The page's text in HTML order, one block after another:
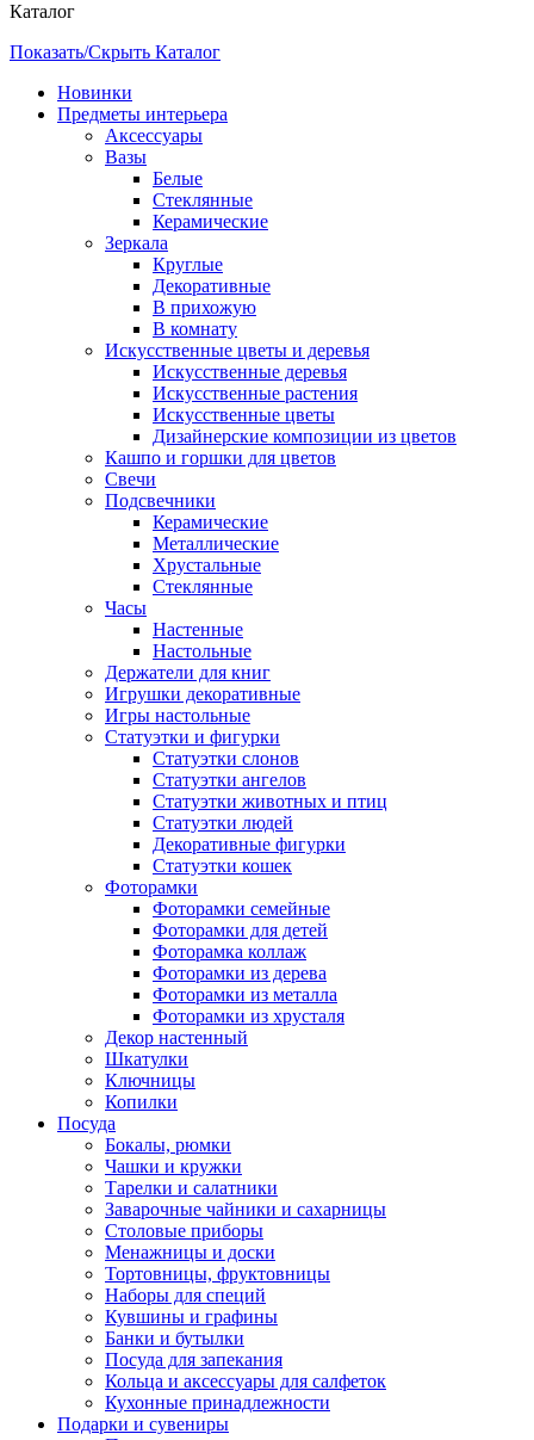
Каталог
Показать/Скрыть Каталог
Новинки
Предметы интерьера
Аксессуары
Вазы
Белые
Стеклянные
Керамические
Зеркала
Круглые
Декоративные
В прихожую
В комнату
Искусственные цветы и деревья
Искусственные деревья
Искусственные растения
Искусственные цветы
Дизайнерские композиции из цветов
Кашпо и горшки для цветов
Свечи
Подсвечники
Керамические
Металлические
Хрустальные
Стеклянные
Часы
Настенные
Настольные
Держатели для книг
Игрушки декоративные
Игры настольные
Статуэтки и фигурки
Статуэтки слонов
Статуэтки ангелов
Статуэтки животных и птиц
Статуэтки людей
Декоративные фигурки
Статуэтки кошек
Фоторамки
Фоторамки семейные
Фоторамки для детей
Фоторамка коллаж
Фоторамки из дерева
Фоторамки из металла
Фоторамки из хрусталя
Декор настенный
Шкатулки
Ключницы
Копилки
Посуда
Бокалы, рюмки
Чашки и кружки
Тарелки и салатники
Заварочные чайники и сахарницы
Столовые приборы
Менажницы и доски
Тортовницы, фруктовницы
Наборы для специй
Кувшины и графины
Банки и бутылки
Посуда для запекания
Кольца и аксессуары для салфеток
Кухонные принадлежности
Подарки и сувениры